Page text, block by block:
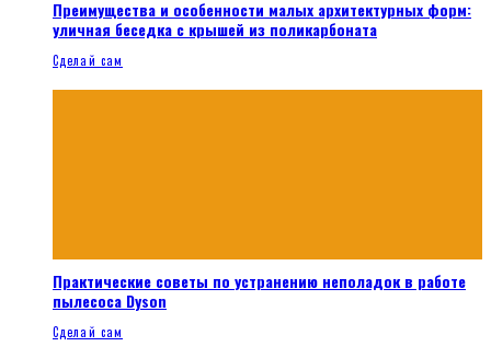
Преимущества и особенности малых архитектурных форм:
уличная беседка с крышей из поликарбоната
Сделай сам
Практические советы по устранению неполадок в работе
пылесоса Dyson
Сделай сам